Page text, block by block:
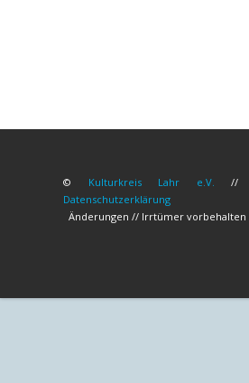
© Kulturkreis Lahr e.V. //
Datenschutzerklärung
Änderungen // Irrtümer vorbehalten